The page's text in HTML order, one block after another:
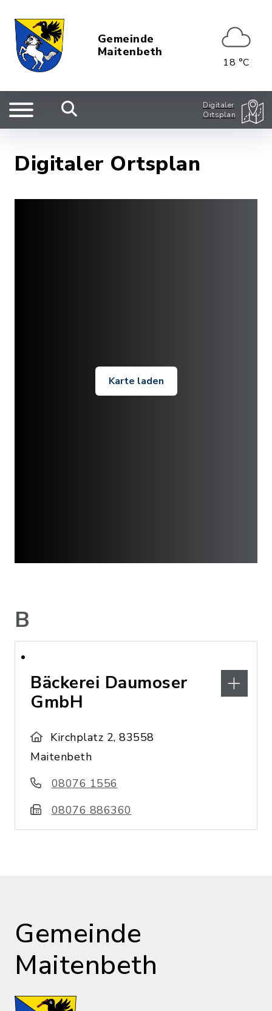
Gemeinde
Maitenbeth
18 °C
Digitaler
Ortsplan
Digitaler Ortsplan
Karte laden
B
Bäckerei Daumoser
GmbH
Kirchplatz 2, 83558
Maitenbeth
08076 1556
08076 886360
Gemeinde
Maitenbeth